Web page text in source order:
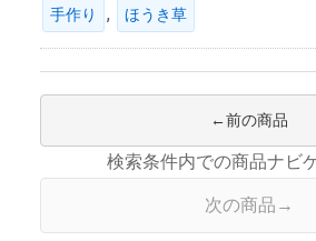
手作り , ほうき草
前の商品
検索条件内での商品ナビ
次の商品